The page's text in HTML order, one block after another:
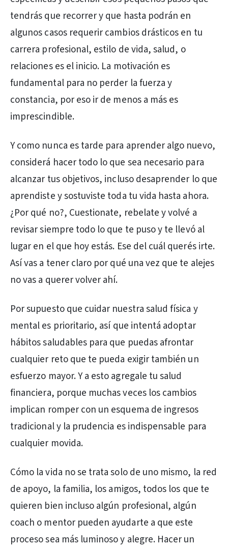
tendrás que recorrer y que hasta podrán en
algunos casos requerir cambios drásticos en tu
carrera profesional, estilo de vida, salud, o
relaciones es el inicio. La motivación es
fundamental para no perder la fuerza y
constancia, por eso ir de menos a más es
imprescindible.
Y como nunca es tarde para aprender algo nuevo,
considerá hacer todo lo que sea necesario para
alcanzar tus objetivos, incluso desaprender lo que
aprendiste y sostuviste toda tu vida hasta ahora.
¿Por qué no?, Cuestionate, rebelate y volvé a
revisar siempre todo lo que te puso y te llevó al
lugar en el que hoy estás. Ese del cuál querés irte.
Así vas a tener claro por qué una vez que te alejes
no vas a querer volver ahí.
Por supuesto que cuidar nuestra salud física y
mental es prioritario, así que intentá adoptar
hábitos saludables para que puedas afrontar
cualquier reto que te pueda exigir también un
esfuerzo mayor. Y a esto agregale tu salud
financiera, porque muchas veces los cambios
implican romper con un esquema de ingresos
tradicional y la prudencia es indispensable para
cualquier movida.
Cómo la vida no se trata solo de uno mismo, la red
de apoyo, la familia, los amigos, todos los que te
quieren bien incluso algún profesional, algún
coach o mentor pueden ayudarte a que este
proceso sea más luminoso y alegre. Hacer un